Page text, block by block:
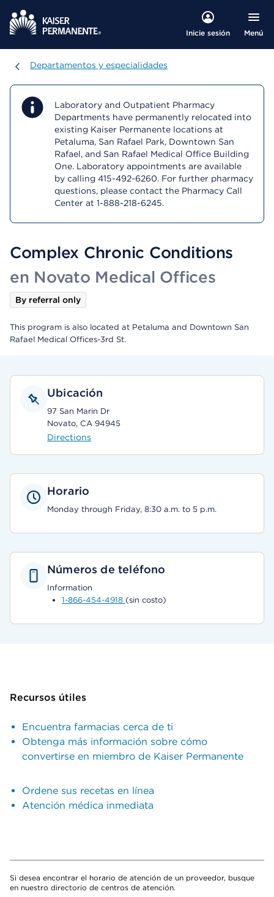
Inicie sesión Menú
Departamentos y especialidades
Departamentos y especialidades
Laboratory and Outpatient Pharmacy
Departments have permanently relocated into
existing Kaiser Permanente locations at
Petaluma, San Rafael Park, Downtown San
Rafael, and San Rafael Medical Office Building
One. Laboratory appointments are available
by calling 415-492-6260. For further pharmacy
questions, please contact the Pharmacy Call
Center at 1-888-218-6245.
Complex Chronic Conditions
en Novato Medical Offices
By referral only
This program is also located at Petaluma and Downtown San
Rafael Medical Offices-3rd St.
Ubicación
97 San Marin Dr
Novato, CA 94945
Directions
Horario
Monday through Friday, 8:30 a.m. to 5 p.m.
Números de teléfono
Information
1-866-454-4918 (sin costo)
Recursos útiles
Encuentra farmacias cerca de ti
Obtenga más información sobre cómo
convertirse en miembro de Kaiser Permanente
Ordene sus recetas en línea
Atención médica inmediata
Si desea encontrar el horario de atención de un proveedor, busque
en nuestro directorio de centros de atención.